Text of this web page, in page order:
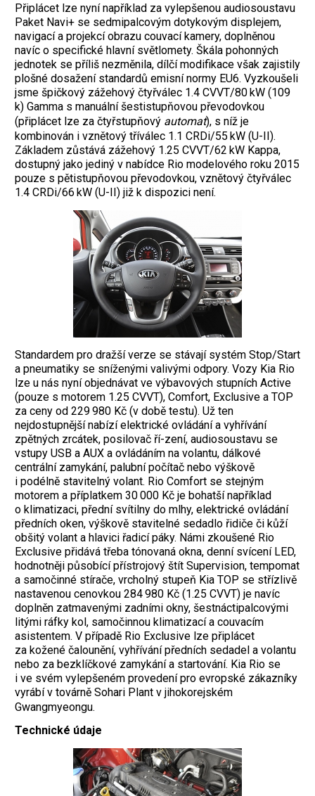
Připlácet lze nyní například za vylepšenou audiosoustavu
Paket Navi+ se sedmipalcovým dotykovým displejem,
navigací a projekcí obrazu couvací kamery, doplněnou
navíc o specifické hlavní světlomety. Škála pohonných
jednotek se příliš nezměnila, dílčí modifikace však zajistily
plošné dosažení standardů emisní normy EU6. Vyzkoušeli
jsme špičkový zážehový čtyřválec 1.4 CVVT/80 kW (109
k) Gamma s manuální šestistupňovou převodovkou
(připlácet lze za čtyřstupňový automat), s níž je
kombinován i vznětový tříválec 1.1 CRDi/55 kW (U-II).
Základem zůstává zážehový 1.25 CVVT/62 kW Kappa,
dostupný jako jediný v nabídce Rio modelového roku 2015
pouze s pětistupňovou převodovkou, vznětový čtyřválec
1.4 CRDi/66 kW (U-II) již k dispozici není.
Standardem pro dražší verze se stávají systém Stop/Start
a pneumatiky se sníženými valivými odpory. Vozy Kia Rio
lze u nás nyní objednávat ve výbavových stupních Active
(pouze s motorem 1.25 CVVT), Comfort, Exclusive a TOP
za ceny od 229 980 Kč (v době testu). Už ten
nejdostupnější nabízí elektrické ovládání a vyhřívání
zpětných zrcátek, posilovač ří-zení, audiosoustavu se
vstupy USB a AUX a ovládáním na volantu, dálkové
centrální zamykání, palubní počítač nebo výškově
i podélně stavitelný volant. Rio Comfort se stejným
motorem a příplatkem 30 000 Kč je bohatší například
o klimatizaci, přední svítilny do mlhy, elektrické ovládání
předních oken, výškově stavitelné sedadlo řidiče či kůží
obšitý volant a hlavici řadicí páky. Námi zkoušené Rio
Exclusive přidává třeba tónovaná okna, denní svícení LED,
hodnotněji působící přístrojový štít Supervision, tempomat
a samočinné stírače, vrcholný stupeň Kia TOP se střízlivě
nastavenou cenovkou 284 980 Kč (1.25 CVVT) je navíc
doplněn zatmavenými zadními okny, šestnáctipalcovými
litými ráfky kol, samočinnou klimatizací a couvacím
asistentem. V případě Rio Exclusive lze připlácet
za kožené čalounění, vyhřívání předních sedadel a volantu
nebo za bezklíčkové zamykání a startování. Kia Rio se
i ve svém vylepšeném provedení pro evropské zákazníky
vyrábí v továrně Sohari Plant v jihokorejském
Gwangmyeongu.
Technické údaje